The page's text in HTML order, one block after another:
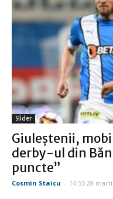
Slider
Giuleştenii,
derby-ul din
puncte”
Cosmin Staicu - 14:55 28